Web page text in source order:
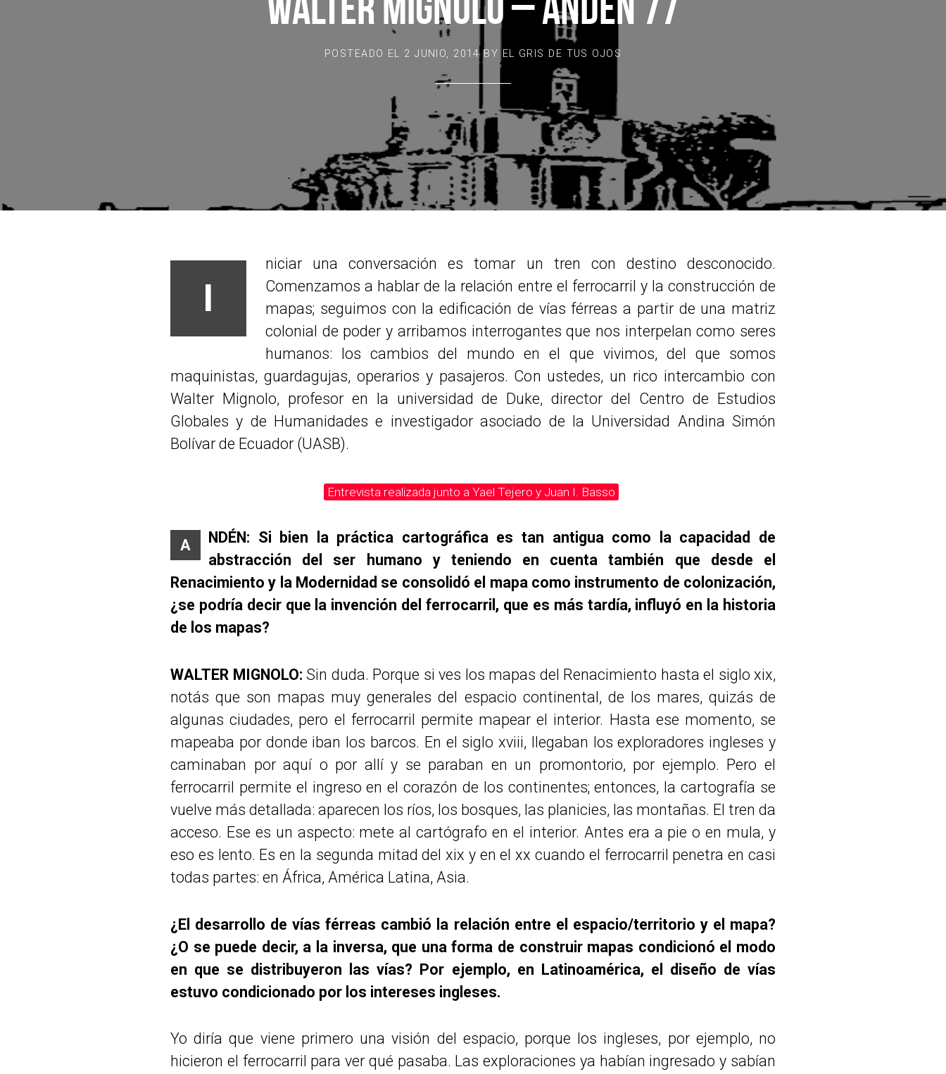
POSTEADO EL 2 JUNIO, 2014BY EL GRIS DE TUS OJOS
I
niciar una conversación es tomar un tren con destino desconocido.
Comenzamos a hablar de la relación entre el ferrocarril y la construcción de
mapas; seguimos con la edificación de vías férreas a partir de una matriz
colonial de poder y arribamos interrogantes que nos interpelan como seres
humanos: los cambios del mundo en el que vivimos, del que somos
maquinistas, guardagujas, operarios y pasajeros. Con ustedes, un rico intercambio con
Walter Mignolo, profesor en la universidad de Duke, director del Centro de Estudios
Globales y de Humanidades e investigador asociado de la Universidad Andina Simón
Bolívar de Ecuador (UASB).
Entrevista realizada junto a Yael Tejero y Juan I. Basso
A
NDÉN: Si bien la práctica cartográfica es tan antigua como la capacidad de
abstracción del ser humano y teniendo en cuenta también que desde el
Renacimiento y la Modernidad se consolidó el mapa como instrumento de colonización,
¿se podría decir que la invención del ferrocarril, que es más tardía, influyó en la historia
de los mapas?
WALTER MIGNOLO: Sin duda. Porque si ves los mapas del Renacimiento hasta el siglo xix,
notás que son mapas muy generales del espacio continental, de los mares, quizás de
algunas ciudades, pero el ferrocarril permite mapear el interior. Hasta ese momento, se
mapeaba por donde iban los barcos. En el siglo xviii, llegaban los exploradores ingleses y
caminaban por aquí o por allí y se paraban en un promontorio, por ejemplo. Pero el
ferrocarril permite el ingreso en el corazón de los continentes; entonces, la cartografía se
vuelve más detallada: aparecen los ríos, los bosques, las planicies, las montañas. El tren da
acceso. Ese es un aspecto: mete al cartógrafo en el interior. Antes era a pie o en mula, y
eso es lento. Es en la segunda mitad del xix y en el xx cuando el ferrocarril penetra en casi
todas partes: en África, América Latina, Asia.
¿El desarrollo de vías férreas cambió la relación entre el espacio/territorio y el mapa?
¿O se puede decir, a la inversa, que una forma de construir mapas condicionó el modo
en que se distribuyeron las vías? Por ejemplo, en Latinoamérica, el diseño de vías
estuvo condicionado por los intereses ingleses.
Yo diría que viene primero una visión del espacio, porque los ingleses, por ejemplo, no
hicieron el ferrocarril para ver qué pasaba. Las exploraciones ya habían ingresado y sabían